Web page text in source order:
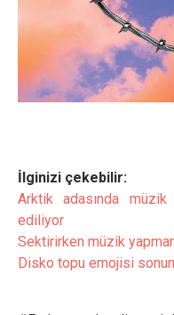
İlginizi çekebilir:
Arktik adasında
ediliyor
Sektirirken müzik
Disko topu emojisi